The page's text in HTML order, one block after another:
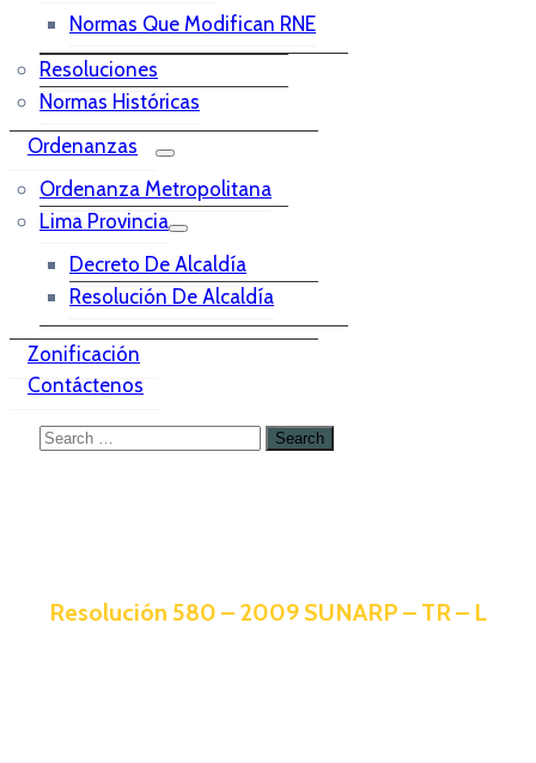
Normas Que Modifican RNE
Resoluciones
Normas Históricas
Ordenanzas
Ordenanza Metropolitana
Lima Provincia
Decreto De Alcaldía
Resolución De Alcaldía
Zonificación
Contáctenos
Resolución 580 – 2009 SUNARP – TR – L